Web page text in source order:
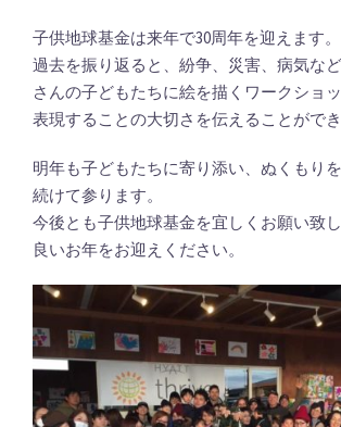
子供地球基金は来年で30周年を迎えます。
過去を振り返ると、紛争、災害、病気な
さんの子どもたちに絵を描くワークショッ
表現することの大切さを伝えることができ
明年も子どもたちに寄り添い、ぬくもり
続けて参ります。
今後とも子供地球基金を宜しくお願い致し
良いお年をお迎えください。